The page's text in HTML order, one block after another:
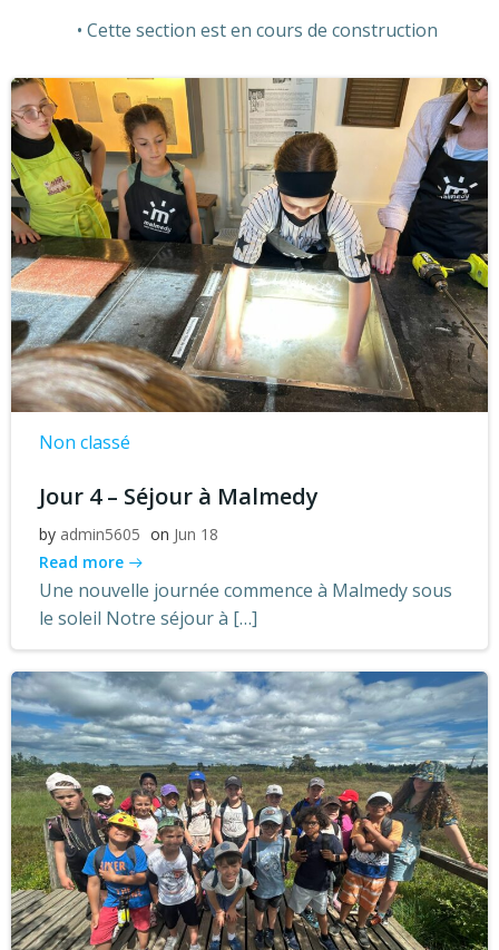
Cette section est en cours de construction
Non classé
Jour 4 – Séjour à Malmedy
by admin5605 on Jun 18
Read more
Une nouvelle journée commence à Malmedy sous
le soleil Notre séjour à […]